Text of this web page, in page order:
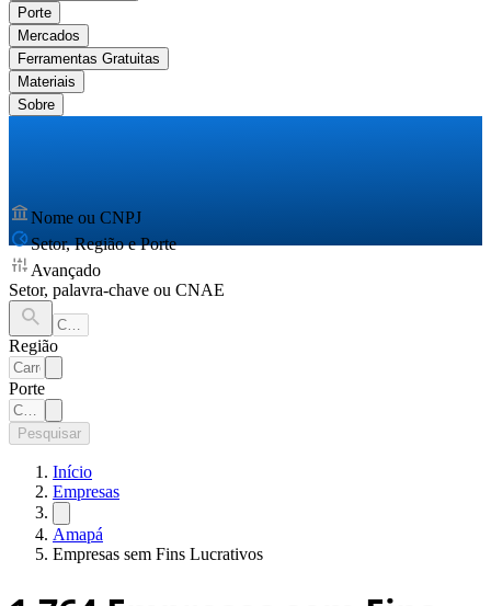
Porte
Mercados
Ferramentas Gratuitas
Materiais
Sobre
Nome ou CNPJ
Setor, Região e Porte
Avançado
Setor, palavra-chave ou CNAE
Região
Porte
Pesquisar
Início
Empresas
Amapá
Empresas sem Fins Lucrativos